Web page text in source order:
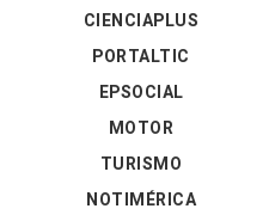
CIENCIAPLUS
PORTALTIC
EPSOCIAL
MOTOR
TURISMO
NOTIMÉRICA